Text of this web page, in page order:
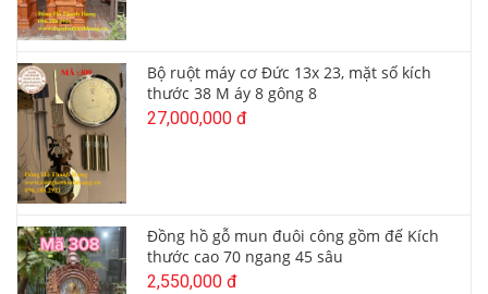
Bộ ruột máy cơ Đức 13x 23, mặt số kích
thước 38 M áy 8 gông 8
27,000,000 đ
Đồng hồ gỗ mun đuôi công gồm đế Kích
thước cao 70 ngang 45 sâu
2,550,000 đ